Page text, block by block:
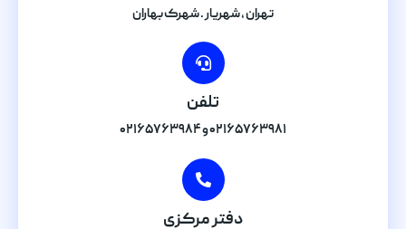
تهران , شهریار . شهرک بهاران
تلفن
۰۲۱۶۵۷۶۳۹۸۱ و ۰۲۱۶۵۷۶۳۹۸۴
دفتر مرکزی